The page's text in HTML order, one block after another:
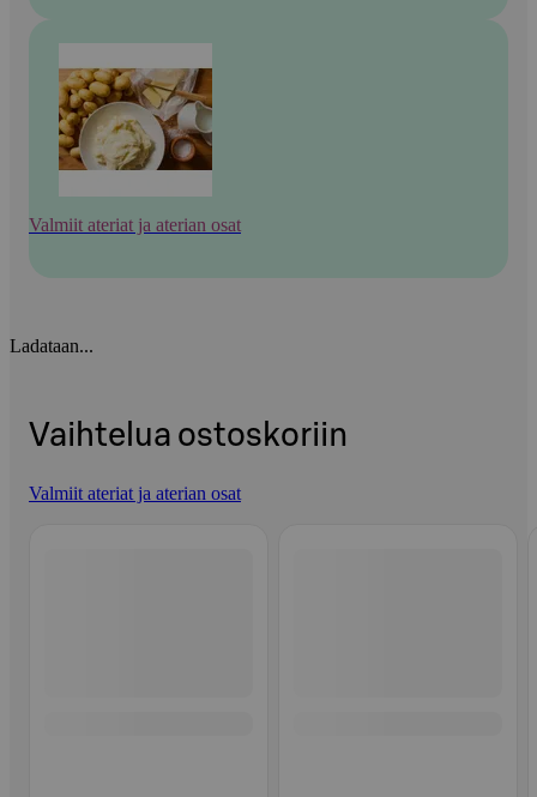
Valmiit ateriat ja aterian osat
Ladataan...
Vaihtelua ostoskoriin
Valmiit ateriat ja aterian osat